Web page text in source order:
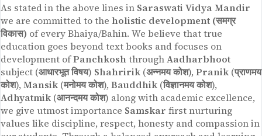
As stated in the above lines in Saraswati Vidya Mandir
we are committed to the holistic development (समग्र
विकास) of every Bhaiya/Bahin. We believe that true
education goes beyond text books and focuses on
development ofPanchkosh throughAadharbhoot
subject (आधारभूत विषय) Shahririk (अन्नमय कोश), Pranik (प्राणमय
कोश), Mansik (मनोमय कोश), Bauddhik (विज्ञानमय कोश),
Adhyatmik (आनन्दमय कोश) along with academic excellence,
we give utmost importance Samskar first nurturing
values like discipline, respect, honesty and compassion in